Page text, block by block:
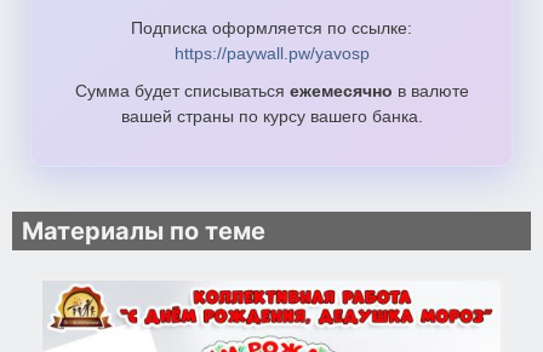
Подписка оформляется по ссылке:
https://paywall.pw/yavosp
Сумма будет списываться ежемесячно в валюте
вашей страны по курсу вашего банка.
Материалы по теме